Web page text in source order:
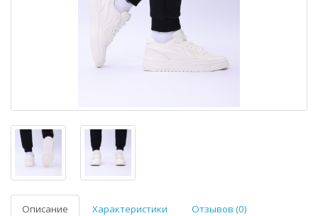
Описание Характеристики Отзывов (0)